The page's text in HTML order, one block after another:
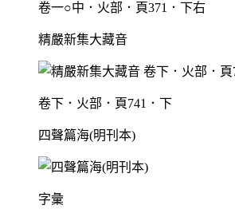
卷一○中．火部．頁371．下右
精嚴新集大藏音
卷下．火部．頁741．下
四聲篇海(明刊本)
字彙